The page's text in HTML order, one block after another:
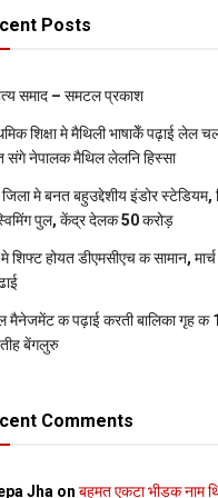
Posts
समाद – समटल प्रकाश
शि‍क्षा मे मैथि‍ली भाषाकेँ पढ़ाई लेल
संगे नेपालक मैथिल लेलनि हिस्सा
मे बनत बहुउद्देशीय इंडोर
पुल, केंद्र देलक 50 करोड़
शिफ्ट होयत डीएमसीएच क सामान,
मैनेजमेंट क पढ़ाई करती बालिका गृह क
बेंगलुरु
Comments
Jha on बहुमत एकटा भीड़क नाम